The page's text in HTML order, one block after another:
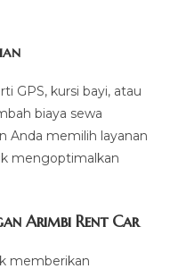
GPS, kursi bayi, atau
biaya sewa
Anda memilih layanan
mengoptimalkan
Arimbi Rent Car
memberikan